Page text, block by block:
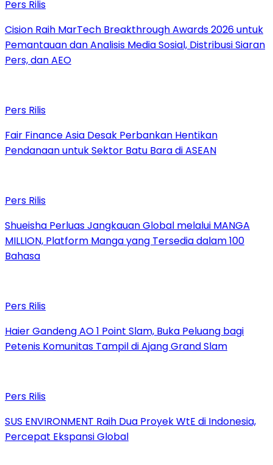
Pers Rilis
Cision Raih MarTech Breakthrough Awards 2026 untuk
Pemantauan dan Analisis Media Sosial, Distribusi Siaran
Pers, dan AEO
Pers Rilis
Fair Finance Asia Desak Perbankan Hentikan
Pendanaan untuk Sektor Batu Bara di ASEAN
Pers Rilis
Shueisha Perluas Jangkauan Global melalui MANGA
MILLION, Platform Manga yang Tersedia dalam 100
Bahasa
Pers Rilis
Haier Gandeng AO 1 Point Slam, Buka Peluang bagi
Petenis Komunitas Tampil di Ajang Grand Slam
Pers Rilis
SUS ENVIRONMENT Raih Dua Proyek WtE di Indonesia,
Percepat Ekspansi Global